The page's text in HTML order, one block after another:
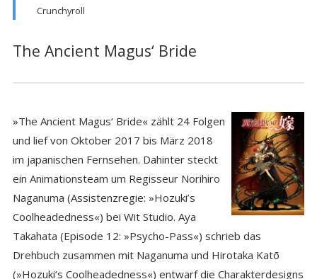
Crunchyroll
The Ancient Magus‘ Bride
»The Ancient Magus‘ Bride« zählt 24 Folgen
und lief von Oktober 2017 bis März 2018
im japanischen Fernsehen. Dahinter steckt
ein Animationsteam um Regisseur Norihiro
Naganuma (Assistenzregie: »Hozuki’s
Coolheadedness«) bei Wit Studio. Aya
Takahata (Episode 12: »Psycho-Pass«) schrieb das
Drehbuch zusammen mit Naganuma und Hirotaka Katō
(»Hozuki’s Coolheadedness«) entwarf die Charakterdesigns